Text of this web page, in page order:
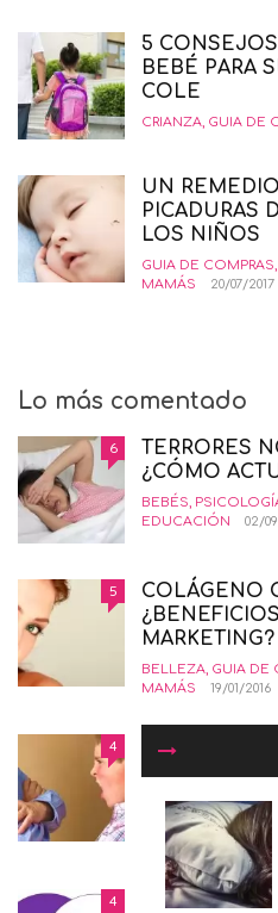
5
BEBÉ PARA
COLE
CRIANZA, GUIA DE
UN
PICADURAS
LOS NIÑOS
GUIA DE COMPRAS,
MAMÁS
20/07/2017
Lo más comentado
6
TERRORES
¿CÓMO
BEBÉS,
EDUCACIÓN
02/
5
COLÁGENO
MARKETING?
BELLEZA, GUIA DE
MAMÁS
19/01/2016
4
COMÓ
EDUCANDO CON
EDUCACIÓN
12/
4 DERECHO